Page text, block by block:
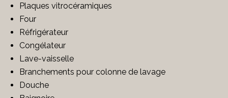
Plaques vitrocéramiques
Four
Réfrigérateur
Congélateur
Lave-vaisselle
Branchements pour colonne de lavage
Douche